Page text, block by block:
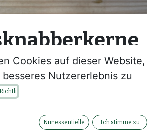
100g
Sie uns
Cookies auf dieser Website,
Nutzererlebnis zu
Nur essentielle Ich stimme zu